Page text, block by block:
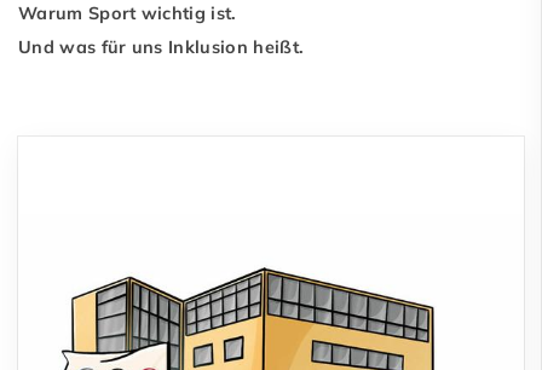
Warum Sport wichtig ist.
Und was für uns Inklusion heißt.